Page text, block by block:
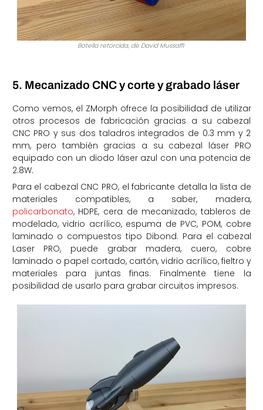
Botella retorcida, de David Mussaffi
5. Mecanizado CNC y corte y grabado láser
Como vemos, el ZMorph ofrece la posibilidad de utilizar
otros procesos de fabricación gracias a su cabezal
CNC PRO y sus dos taladros integrados de 0.3 mm y 2
mm, pero también gracias a su cabezal láser PRO
equipado con un diodo láser azul con una potencia de
2.8W.
Para el cabezal CNC PRO, el fabricante detalla la lista de
materiales compatibles, a saber, madera,
policarbonato, HDPE, cera de mecanizado, tableros de
modelado, vidrio acrílico, espuma de PVC, POM, cobre
laminado o compuestos tipo Dibond. Para el cabezal
Laser PRO, puede grabar madera, cuero, cobre
laminado o papel cortado, cartón, vidrio acrílico, fieltro y
materiales para juntas finas. Finalmente tiene la
posibilidad de usarlo para grabar circuitos impresos.